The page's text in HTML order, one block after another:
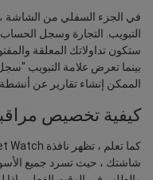
التبويب. التجارة وسجل الحساب
ستكون تداولاتك المعلقة
بينما تعرض علامة التبويب
الممكن إنشاء تقارير عن أنشطة
كيفية تخصيص
شاشتك ، حيث تسرد جميع